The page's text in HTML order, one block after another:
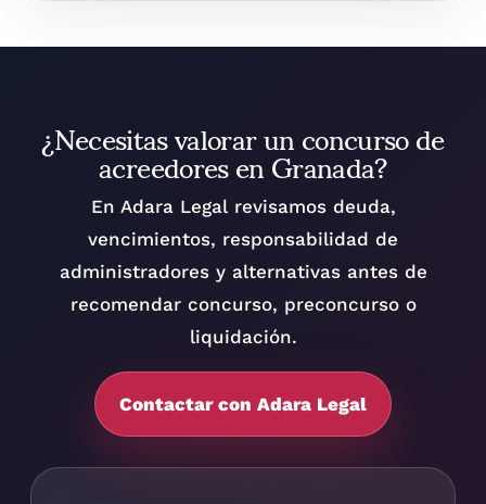
¿Necesitas valorar un concurso de
acreedores en Granada?
En Adara Legal revisamos deuda,
vencimientos, responsabilidad de
administradores y alternativas antes de
recomendar concurso, preconcurso o
liquidación.
Contactar con Adara Legal